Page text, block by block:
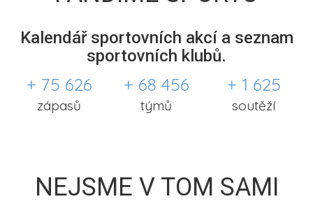
Kalendář sportovních akcí a seznam
sportovních klubů.
+ 75 626
zápasů
+ 68 456
týmů
+ 1 625
soutěží
NEJSME V TOM SAMI